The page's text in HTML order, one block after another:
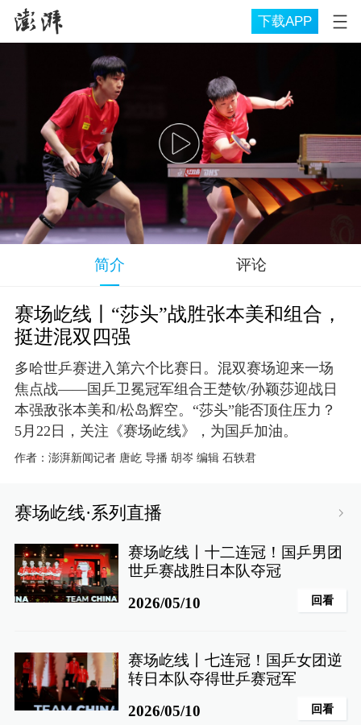
下载APP
简介 评论
赛场屹线丨“莎头”战胜张本美和组合，
挺进混双四强
多哈世乒赛进入第六个比赛日。混双赛场迎来一场
焦点战——国乒卫冕冠军组合王楚钦/孙颖莎迎战日
本强敌张本美和/松岛辉空。“莎头”能否顶住压力？
5月22日，关注《赛场屹线》，为国乒加油。
作者： 澎湃新闻记者 唐屹 导播 胡岑 编辑 石轶君
赛场屹线·系列直播
赛场屹线丨十二连冠！国乒男团
世乒赛战胜日本队夺冠
2026/05/10
回看
赛场屹线丨七连冠！国乒女团逆
转日本队夺得世乒赛冠军
2026/05/10
回看